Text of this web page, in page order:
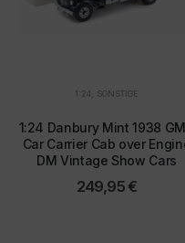
1:24 SONSTIGE
1:24 Danbury Mint 1938
Car Carrier Cab over
DM Vintage Show Cars
249,95 €